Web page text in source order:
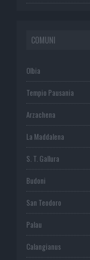
COMUNI
Olbia
Tempio Pausania
Arzachena
La Maddalena
S. T. Gallura
Budoni
San Teodoro
Palau
Calangianus